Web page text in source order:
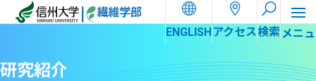
ホーム 研究紹介
研究紹介
ENGLISHアクセス検索